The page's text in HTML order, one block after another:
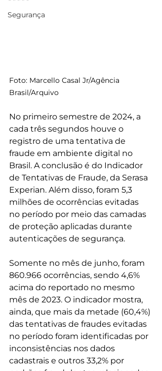
Segurança
Foto: Marcello Casal Jr/Agência
Brasil/Arquivo
No primeiro semestre de 2024, a
cada três segundos houve o
registro de uma tentativa de
fraude em ambiente digital no
Brasil. A conclusão é do Indicador
de Tentativas de Fraude, da Serasa
Experian. Além disso, foram 5,3
milhões de ocorrências evitadas
no período por meio das camadas
de proteção aplicadas durante
autenticações de segurança.
Somente no mês de junho, foram
860.966 ocorrências, sendo 4,6%
acima do reportado no mesmo
mês de 2023. O indicador mostra,
ainda, que mais da metade (60,4%)
das tentativas de fraudes evitadas
no período foram identificadas por
inconsistências nos dados
cadastrais e outros 33,2% por